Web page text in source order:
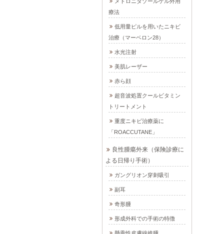
療法
低用量ピルを用いたニキビ
治療（マーベロン28）
水光注射
美肌レーザー
赤ら顔
超音波処置クールビタミン
トリートメント
重度ニキビ治療薬に
「ROACCUTANE」
良性腫瘍外来（保険診療に
よる日帰り手術）
ガングリオン穿刺吸引
副耳
奇形腫
形成外科での手術の特徴
懸垂性皮膚線維腫